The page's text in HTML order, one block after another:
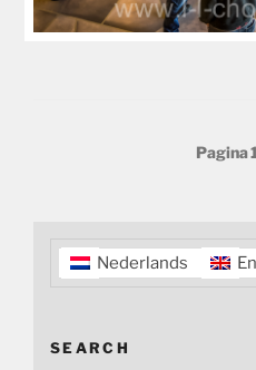
Pagina
Nederlands
SEARCH